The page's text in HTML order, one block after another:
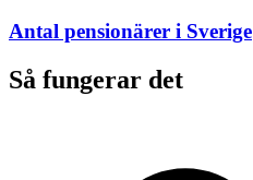
Antal pensionärer i Sverige
Så fungerar det